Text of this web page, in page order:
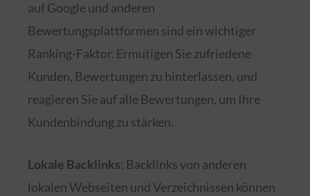
auf Google und anderen
Bewertungsplattformen sind ein wichtiger
Ranking-Faktor. Ermutigen Sie zufriedene
Kunden, Bewertungen zu hinterlassen, und
reagieren Sie auf alle Bewertungen, um Ihre
Kundenbindung zu stärken.
Lokale Backlinks: Backlinks von anderen
lokalen Webseiten und Verzeichnissen können